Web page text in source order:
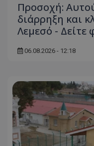
Προσοχή:
διάρρηξη και
Λεμεσό - Δείτε
06.08.2026 - 12:18